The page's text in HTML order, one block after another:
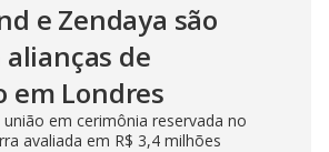
e Zendaya são
de
em Londres
em cerimônia reservada no
avaliada em R$ 3,4 milhões